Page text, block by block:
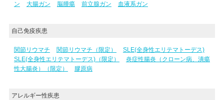
ン
大腸ガン 脳腫瘍 前立腺ガン 血液系ガン
自己免疫疾患
関節リウマチ 関節リウマチ（限定）
SLE(全身性エリテマトーデス)
SLE(全身性エリテマトーデス)（限定）
炎症性腸炎（クローン病、潰瘍
性大腸炎）（限定）
膠原病
アレルギー性疾患